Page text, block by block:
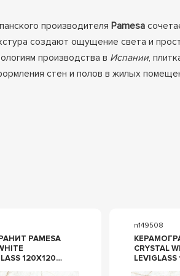
производителя Pamesa
создают ощущение света и
производства в Испании,
стен и полов в жилых
PAMESA
120X120
n149508
CRYSTAL